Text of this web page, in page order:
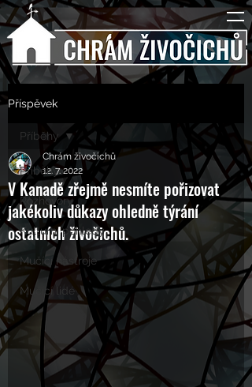
Příspěvek
Příběhy
Rozhovory
Kulturní pohledy
Mučící nástroje
Mučící lidé
Příběhy
V Kanadě zřejmě nesmíte pořizovat
jakékoliv důkazy ohledně týrání
ostatních živočichů.
Chrám živočichů
12. 7. 2022